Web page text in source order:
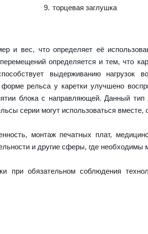
торцевая заглушка
и вес, что определяет её
определяется и тем, что
выдерживанию нагрузок
рельса у каретки улучшено
блока с направляющей. Данный
серии могут использоваться вместе,
монтаж печатных плат,
и другие сферы, где
при обязательном соблюдения